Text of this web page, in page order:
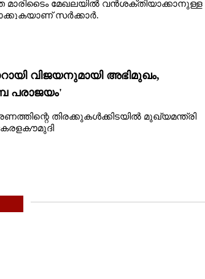
മാരിടൈം മേഖലയിൽ വൻശക്തിയാക്കാനുള്ള
സർക്കാർ.
വിജയനുമായി അഭിമുഖം,
പരാജയം'
തിരക്കുകൾക്കിടയിൽ മുഖ്യമന്ത്രി